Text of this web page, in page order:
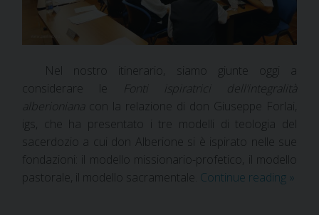
Nel nostro itinerario, siamo giunte oggi a
considerare le
Fonti ispiratrici dell’integralità
alberioniana
con la relazione di don Giuseppe Forlai,
igs, che ha presentato i tre modelli di teologia del
sacerdozio a cui don Alberione si è ispirato nelle sue
fondazioni: il modello missionario-profetico, il modello
pastorale, il modello sacramentale. Continue reading »